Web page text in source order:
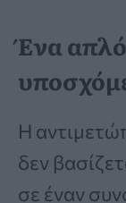
Ένα
Η
δεν
σε έναν